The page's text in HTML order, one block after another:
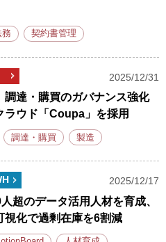
務 契約書管理
2025/12/31
調達・購買のガバナンス強化
ラウド「Coupa」を採用
調達・購買 製造
2025/12/17
超のデータ活用人材を育成、
視化で過剰在庫を6割減